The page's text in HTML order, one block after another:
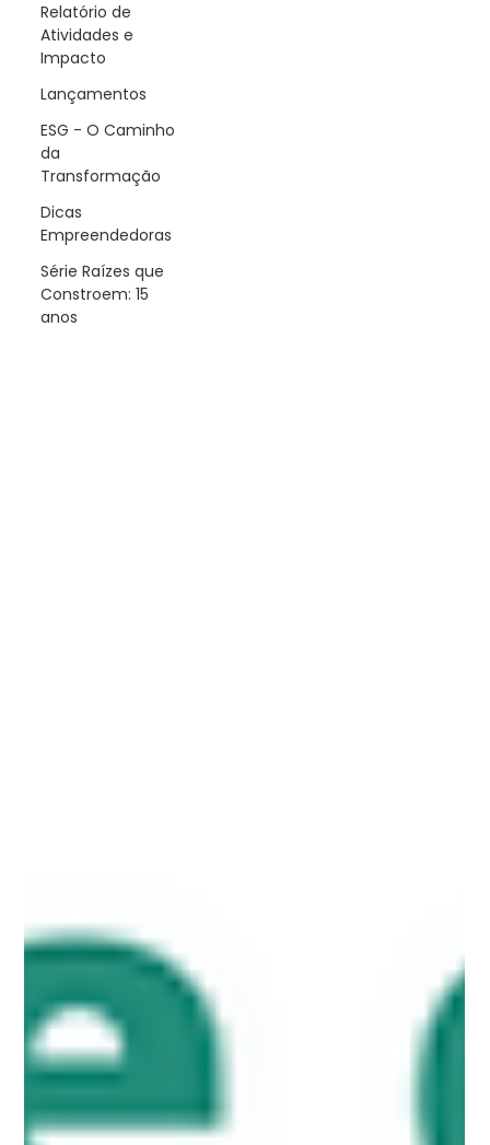
Relatório de
Atividades e
Impacto
Lançamentos
ESG - O Caminho
da
Transformação
Dicas
Empreendedoras
Série Raízes que
Constroem: 15
anos